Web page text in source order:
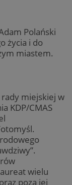
Polański
życia i do
miastem.
rady miejskiej w
KDP/CMAS
wielu
poza jej